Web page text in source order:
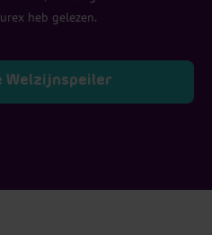
heb gelezen.